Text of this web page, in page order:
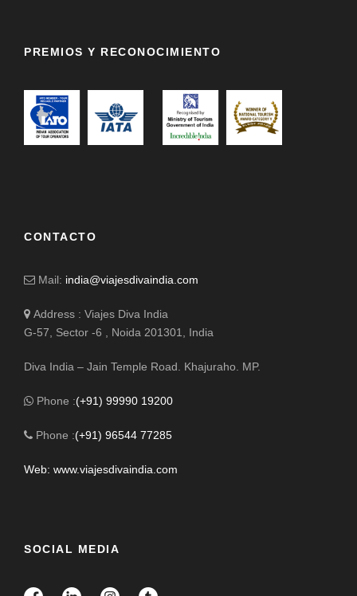
PREMIOS Y RECONOCIMIENTO
CONTACTO
Mail: india@viajesdivaindia.com
Address : Viajes Diva India
G-57, Sector -6 , Noida 201301, India
Diva India – Jain Temple Road. Khajuraho. MP.
Phone :(+91) 99990 19200
Phone :(+91) 96544 77285
Web: www.viajesdivaindia.com
SOCIAL MEDIA